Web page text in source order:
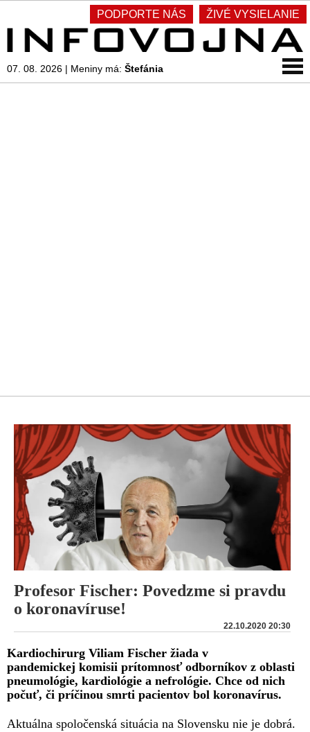
PODPORTE NÁS ŽIVÉ VYSIELANIE
07. 08. 2026 | Meniny má: Štefánia
Profesor Fischer: Povedzme si pravdu
o koronavíruse!
22.10.2020 20:30
Kardiochirurg Viliam Fischer žiada v
pandemickej komisii prítomnosť odborníkov z oblasti
pneumológie, kardiológie a nefrológie. Chce od nich
počuť, či príčinou smrti pacientov bol koronavírus.
Aktuálna spoločenská situácia na Slovensku nie je dobrá.